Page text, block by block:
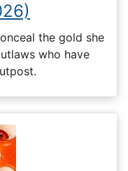
the gold she
who have